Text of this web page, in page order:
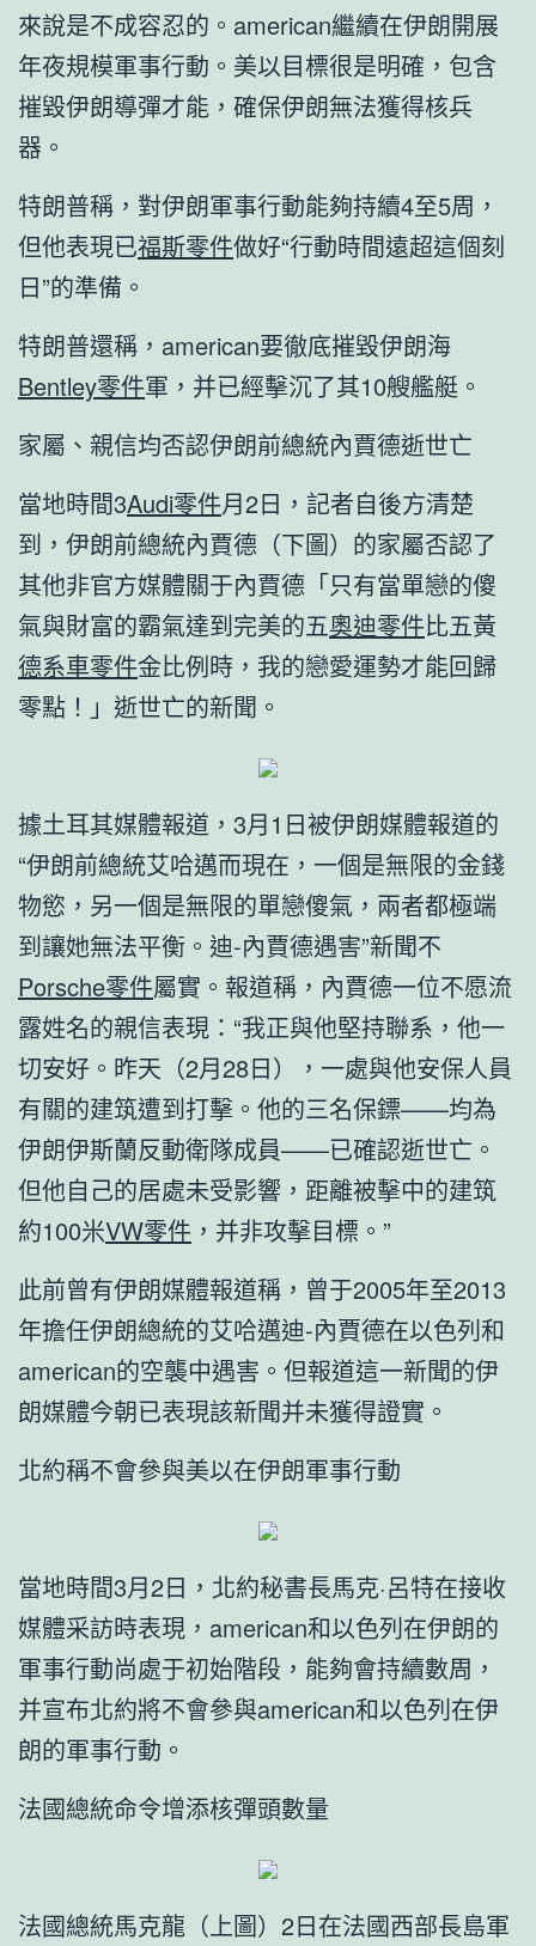
來說是不成容忍的。american繼續在伊朗開展
年夜規模軍事行動。美以目標很是明確，包含
摧毀伊朗導彈才能，確保伊朗無法獲得核兵
器。
特朗普稱，對伊朗軍事行動能夠持續4至5周，
但他表現已福斯零件做好“行動時間遠超這個刻
日”的準備。
特朗普還稱，american要徹底摧毀伊朗海
Bentley零件軍，并已經擊沉了其10艘艦艇。
家屬、親信均否認伊朗前總統內賈德逝世亡
當地時間3Audi零件月2日，記者自後方清楚
到，伊朗前總統內賈德（下圖）的家屬否認了
其他非官方媒體關于內賈德「只有當單戀的傻
氣與財富的霸氣達到完美的五奧迪零件比五黃
德系車零件金比例時，我的戀愛運勢才能回歸
零點！」逝世亡的新聞。
據土耳其媒體報道，3月1日被伊朗媒體報道的
“伊朗前總統艾哈邁而現在，一個是無限的金錢
物慾，另一個是無限的單戀傻氣，兩者都極端
到讓她無法平衡。迪-內賈德遇害”新聞不
Porsche零件屬實。報道稱，內賈德一位不愿流
露姓名的親信表現：“我正與他堅持聯系，他一
切安好。昨天（2月28日），一處與他安保人員
有關的建筑遭到打擊。他的三名保鏢——均為
伊朗伊斯蘭反動衛隊成員——已確認逝世亡。
但他自己的居處未受影響，距離被擊中的建筑
約100米VW零件 ，并非攻擊目標。”
此前曾有伊朗媒體報道稱，曾于2005年至2013
年擔任伊朗總統的艾哈邁迪-內賈德在以色列和
american的空襲中遇害。但報道這一新聞的伊
朗媒體今朝已表現該新聞并未獲得證實。
北約稱不會參與美以在伊朗軍事行動
當地時間3月2日，北約秘書長馬克·呂特在接收
媒體采訪時表現，american和以色列在伊朗的
軍事行動尚處于初始階段，能夠會持續數周，
并宣布北約將不會參與american和以色列在伊
朗的軍事行動。
法國總統命令增添核彈頭數量
法國總統馬克龍（上圖）2日在法國西部長島軍